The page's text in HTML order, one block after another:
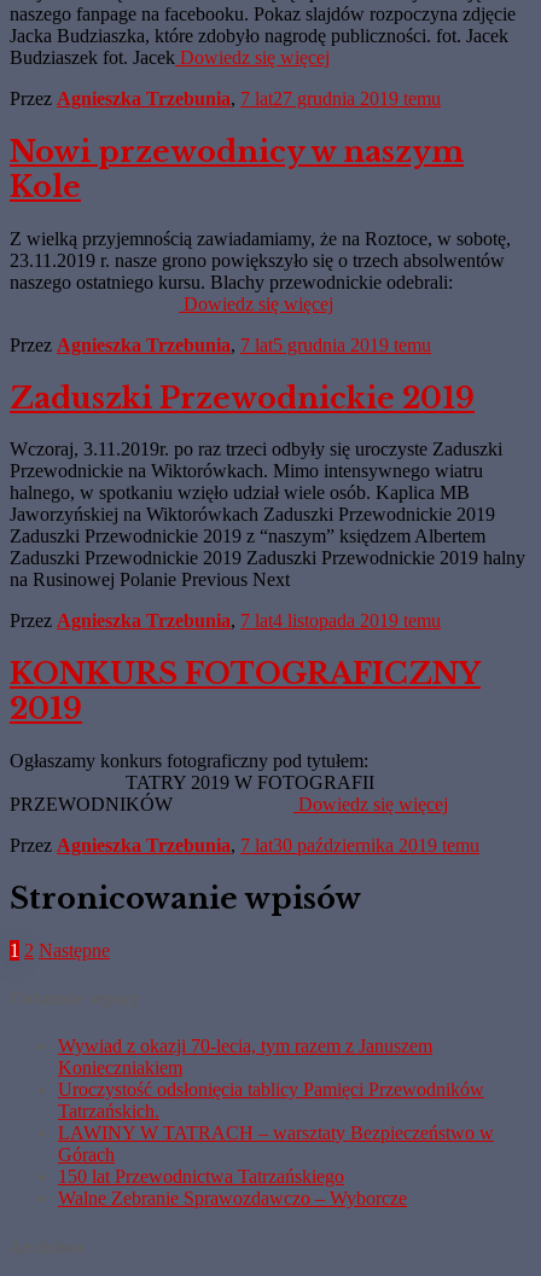
naszego fanpage na facebooku. Pokaz slajdów rozpoczyna zdjęcie
Jacka Budziaszka, które zdobyło nagrodę publiczności. fot. Jacek
Budziaszek fot. Jacek Dowiedz się więcej
Przez Agnieszka Trzebunia, 7 lat27 grudnia 2019 temu
Nowi przewodnicy w naszym
Kole
Z wielką przyjemnością zawiadamiamy, że na Roztoce, w sobotę,
23.11.2019 r. nasze grono powiększyło się o trzech absolwentów
naszego ostatniego kursu. Blachy przewodnickie odebrali:
Dowiedz się więcej
Przez Agnieszka Trzebunia, 7 lat5 grudnia 2019 temu
Zaduszki Przewodnickie 2019
Wczoraj, 3.11.2019r. po raz trzeci odbyły się uroczyste Zaduszki
Przewodnickie na Wiktorówkach. Mimo intensywnego wiatru
halnego, w spotkaniu wzięło udział wiele osób. Kaplica MB
Jaworzyńskiej na Wiktorówkach Zaduszki Przewodnickie 2019
Zaduszki Przewodnickie 2019 z “naszym” księdzem Albertem
Zaduszki Przewodnickie 2019 Zaduszki Przewodnickie 2019 halny
na Rusinowej Polanie Previous Next
Przez Agnieszka Trzebunia, 7 lat4 listopada 2019 temu
KONKURS FOTOGRAFICZNY
2019
Ogłaszamy konkurs fotograficzny pod tytułem:
TATRY 2019 W FOTOGRAFII
PRZEWODNIKÓW
Dowiedz się więcej
Przez Agnieszka Trzebunia, 7 lat30 października 2019 temu
Stronicowanie wpisów
1 2 Następne
Wywiad z okazji 70-lecia, tym razem z Januszem
Konieczniakiem
Uroczystość odsłonięcia tablicy Pamięci Przewodników
Tatrzańskich.
LAWINY W TATRACH – warsztaty Bezpieczeństwo w
Górach
150 lat Przewodnictwa Tatrzańskiego
Walne Zebranie Sprawozdawczo – Wyborcze